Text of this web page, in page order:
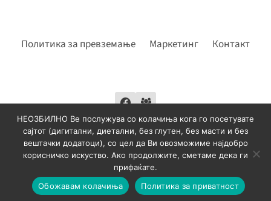
Политика за превземање Маркетинг Контакт
© 2026 НЕОЗБИЛНО - Krafted by
НЕОЗБИЛНО Ве послужува со колачиња кога го посетувате
сајтот (дигитални, диетални, без глутен, без масти и без
вештачки додатоци), со цел да Ви овозможиме најдобро
корисничко искуство. Ако продолжите, сметаме дека ги
прифаќате.
Обожавам колачиња
Политика за приватност